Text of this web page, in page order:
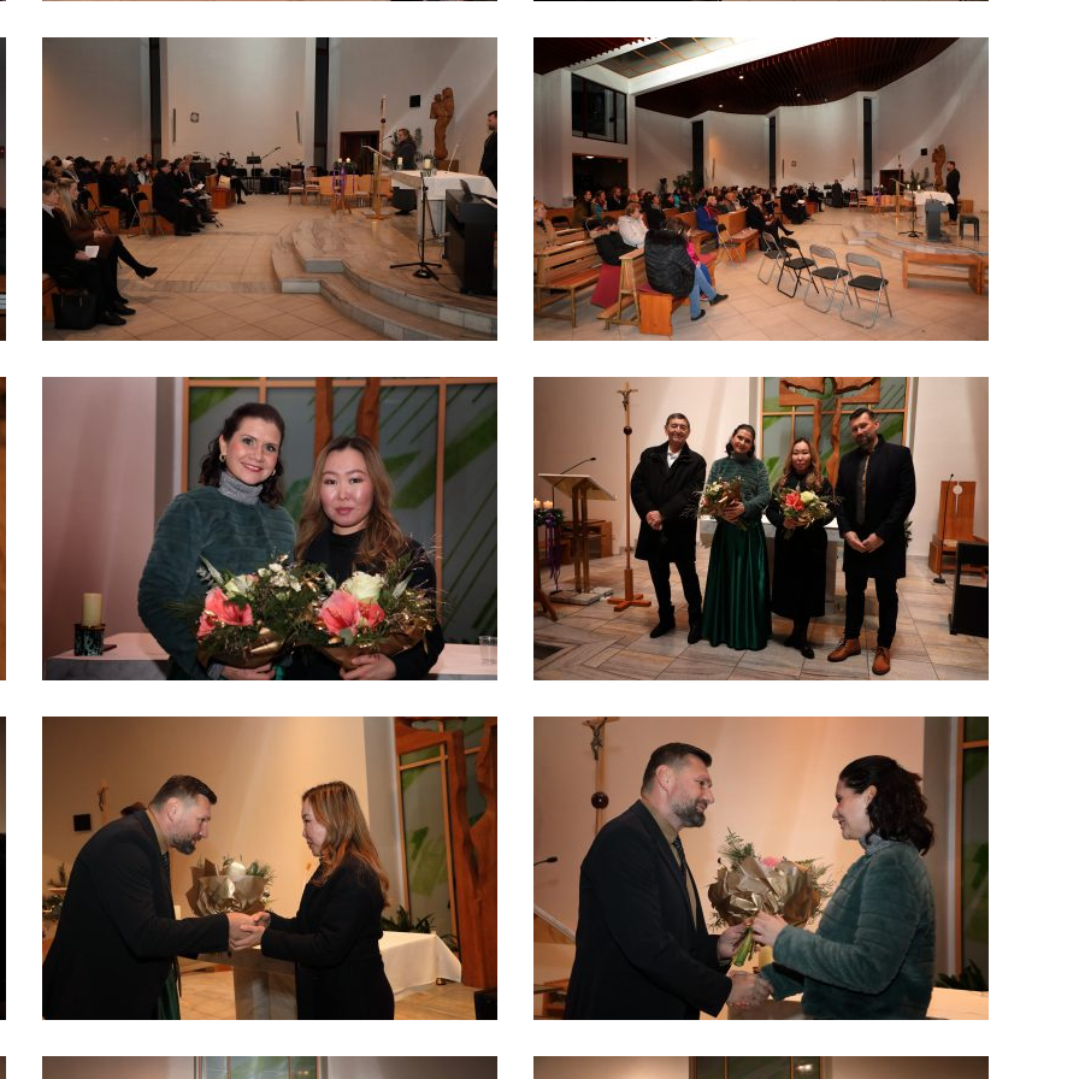
Analytické
cookies nám
umožňují
měření výkonu
našeho webu
a našich
reklamních
kampaní.
Jejich pomocí
určujeme
počet návštěv
a zdroje
internetových
stránek. Data
získaná
pomocí těchto
cookies
zpracováváme
souhrnně, bez
použití
identifikátorů,
které ukazují
na konkrétní
uživatelé
našeho webu.
Pokud
analytických
cookies ve
vztahu k Vaší
návštěvě,
ztrácíme
možnost
analýzy
optimalizace
Personalizované